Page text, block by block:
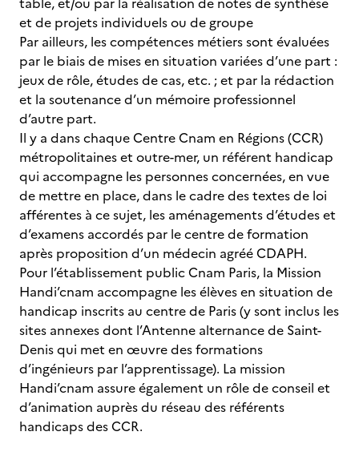
et de projets individuels ou de groupe
Par ailleurs, les compétences métiers sont évaluées
par le biais de mises en situation variées d’une part :
jeux de rôle, études de cas, etc. ; et par la rédaction
et la soutenance d’un mémoire professionnel
d’autre part.
Il y a dans chaque Centre Cnam en Régions (CCR)
métropolitaines et outre-mer, un référent handicap
qui accompagne les personnes concernées, en vue
de mettre en place, dans le cadre des textes de loi
afférentes à ce sujet, les aménagements d’études et
d’examens accordés par le centre de formation
après proposition d’un médecin agréé CDAPH.
Pour l’établissement public Cnam Paris, la Mission
Handi’cnam accompagne les élèves en situation de
handicap inscrits au centre de Paris (y sont inclus les
sites annexes dont l’Antenne alternance de Saint-
Denis qui met en œuvre des formations
d’ingénieurs par l’apprentissage). La mission
Handi’cnam assure également un rôle de conseil et
d’animation auprès du réseau des référents
handicaps des CCR.